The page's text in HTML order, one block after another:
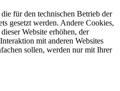
für den technischen Betrieb der
gesetzt werden. Andere Cookies,
Website erhöhen, der
mit anderen Websites
sollen, werden nur mit Ihrer